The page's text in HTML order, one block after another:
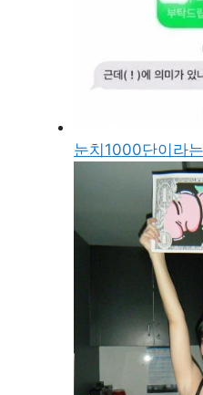
눈치1000단이라